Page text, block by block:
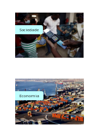
Sociedade
Economia